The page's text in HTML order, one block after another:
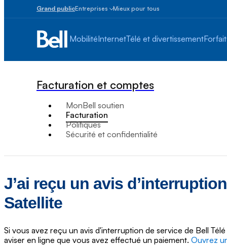
Grand publicEntreprises
entreprises
100
Moyennes
et
grandes
Plus
de
100
Mieux pour tous
MobilitéInternetTélé et divertissement
Facturation et comptes
MonBell soutien
Facturation
Politiques
Sécurité et confidentialité
J’ai reçu un avis
Satellite
Si vous avez reçu un avis d'interruption de service de Bell
aviser en ligne que vous avez effectué un paiement. Ouvrez